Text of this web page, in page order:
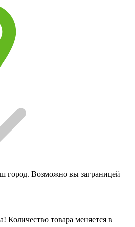
город. Возможно вы заграницей
Количество товара меняется в